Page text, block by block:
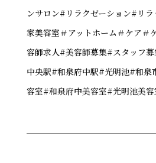
ンサロン#リラクゼーション#リ
家美容室＃アットホーム＃ケア＃
容師求人#美容師募集#スタッフ
中央駅#和泉府中駅#光明池#和泉
容室#和泉府中美容室#光明池美容